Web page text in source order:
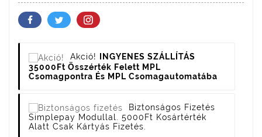
Akció!
INGYENES SZÁLLÍTÁS
35000Ft Összérték Felett MPL
Csomagpontra És MPL Csomagautomatába
Biztonságos Fizetés
Simplepay Modullal. 5000Ft Kosártérték
Alatt Csak Kártyás Fizetés.